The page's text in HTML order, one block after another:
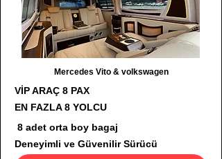
Mercedes Vito & volkswagen
VİP ARAÇ 8 PAX
EN FAZLA 8 YOLCU
8 adet orta boy bagaj
Deneyimli ve Güvenilir Sürücü